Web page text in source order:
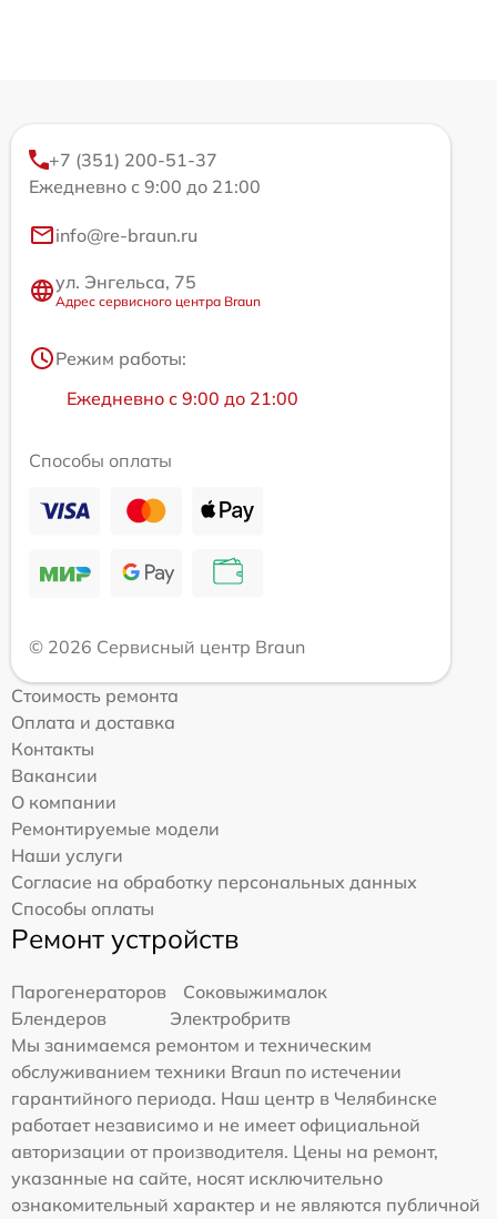
+7 (351) 200-51-37
Ежедневно с 9:00 до 21:00
info@re-braun.ru
ул. Энгельса, 75
Адрес сервисного центра Braun
Режим работы:
Ежедневно с 9:00 до 21:00
Способы оплаты
© 2026 Сервисный центр Braun
Стоимость ремонта
Оплата и доставка
Контакты
Вакансии
О компании
Ремонтируемые модели
Наши услуги
Согласие на обработку персональных данных
Способы оплаты
Ремонт устройств
Парогенераторов
Соковыжималок
Блендеров
Электробритв
Мы занимаемся ремонтом и техническим
обслуживанием техники Braun по истечении
гарантийного периода. Наш центр в Челябинске
работает независимо и не имеет официальной
авторизации от производителя. Цены на ремонт,
указанные на сайте, носят исключительно
ознакомительный характер и не являются публичной